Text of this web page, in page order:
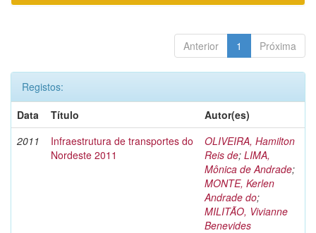
Anterior 1 Próxima
Registos:
Data
Título
Autor(es)
2011
Infraestrutura de transportes do
Nordeste 2011
OLIVEIRA, Hamilton
Reis de; LIMA,
Mônica de Andrade;
MONTE, Kerlen
Andrade do;
MILITÃO, Vivianne
Benevides